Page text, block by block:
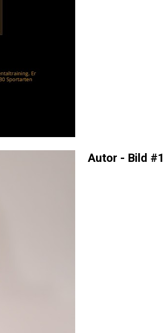
Autor - Bild #1